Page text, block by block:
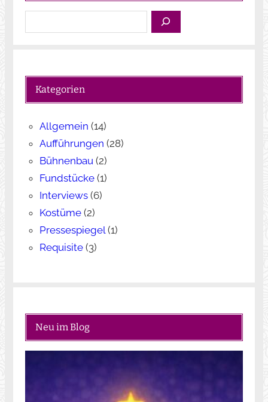
u
n
Kategorien
Allgemein (14)
Aufführungen (28)
Bühnenbau (2)
Fundstücke(1)
Interviews(6)
Kostüme(2)
Pressespiegel (1)
Requisite(3)
Neu im Blog